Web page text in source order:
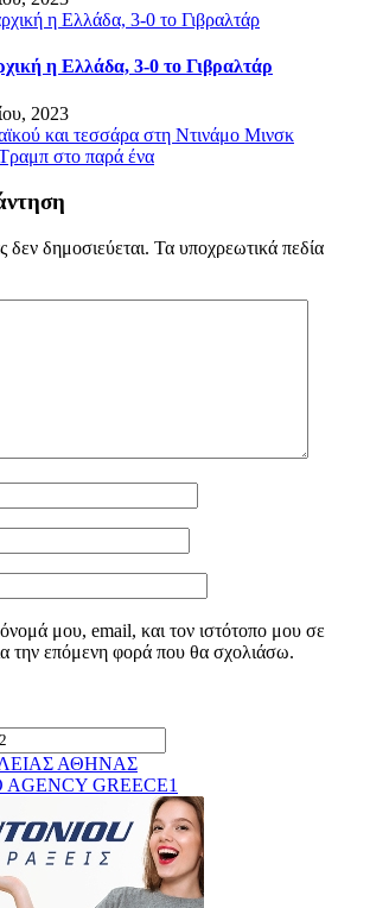
η Ελλάδα, 3-0 το Γιβραλτάρ
2023
και τεσσάρα στη Ντινάμο Μινσκ
στο παρά ένα
δημοσιεύεται. Τα υποχρεωτικά πεδία
μου, email, και τον ιστότοπο μου σε
την επόμενη φορά που θα σχολιάσω.